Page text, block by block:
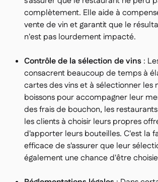
complètement. Elle aide à
vente de vin et garantit que le
n'est pas lourdement impacté.
Contrôle de la sélection de vins :
consacrent beaucoup de temps à
cartes des vins et à sélectionner les
boissons pour accompagner leur
des frais de bouchon, les
les clients à choisir leurs propres
d'apporter leurs bouteilles. C'est la
efficace de s'assurer que leur
également une chance d'être